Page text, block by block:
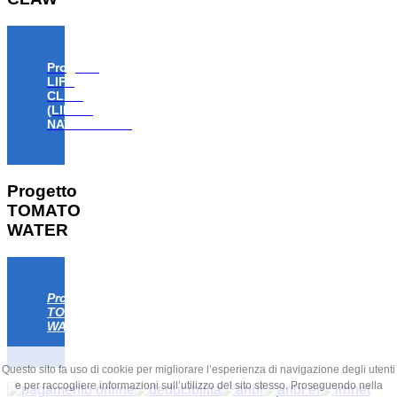
Progetto
LIFE
CLAW
(LIFE18
NAT/IT/000806)
Progetto
TOMATO
WATER
Progetto
TOMATO
WATER
Questo sito fa uso di cookie per migliorare l’esperienza di navigazione degli utenti
e per raccogliere informazioni sull’utilizzo del sito stesso. Proseguendo nella